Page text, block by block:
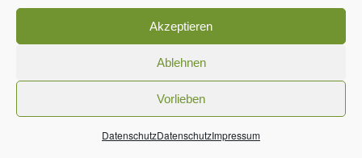
Akzeptieren
Ablehnen
Vorlieben
DatenschutzDatenschutzImpressum
Rechten und Freiheiten der betroffenen Person
überwiegen, oder die Verarbeitung dient der
Verarbeitet der Verantwortliche personenbezogene
betroffene Person das Recht, jederzeit Widerspruch